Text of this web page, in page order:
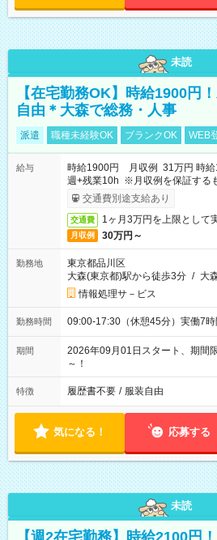
未読
【在宅勤務OK】時給1900円
自由＊大森で総務・人事
派遣 職種未経験OK ブランクOK WEB
給与
時給1900円 月収例 31万円 時給
週+残業10h ※月収例を保証する
受取りサービス利用可（利用条件
交通費別途支給あり
交通費 1ヶ月3万円を上限として
月収例 30万円～
勤務地
東京都品川区
大森(東京都)駅から徒歩3分 / 大
情報処理サ－ビス
勤務時間 09:00-17:30（休憩45分）実働7
期間
2026年09月01日スタート、期
～！
特徴 履歴書不要 / 服装自由
気になる！ 応募する
未読
【週2在宅勤務】時給2100円